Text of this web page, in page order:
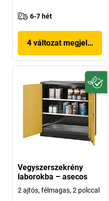
6-7 hét
4 változat megjelenítése
Vegyszerszekrény
laborokba – asecos
2 ajtós, félmagas, 2 polccal